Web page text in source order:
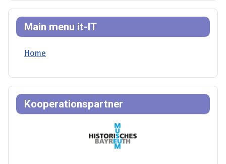
Main menu it-IT
Home
Kooperationspartner